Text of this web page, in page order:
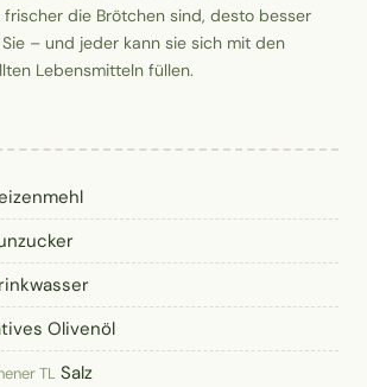
frischer die Brötchen sind, desto besser
– und jeder kann sie sich mit den
Lebensmitteln füllen.
Olivenöl
TL Salz